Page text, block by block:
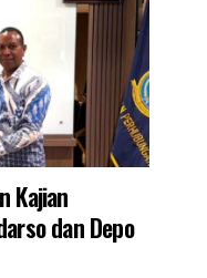
Kajian
dan Depo